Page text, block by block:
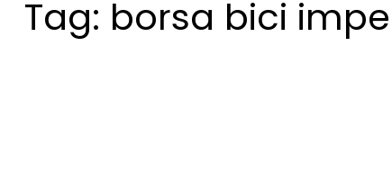
Tag: borsa bici